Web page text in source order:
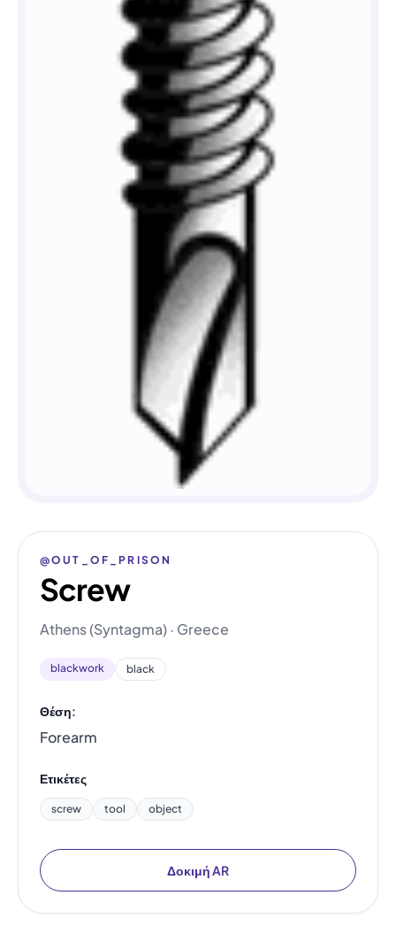
@OUT_OF_PRISON
Screw
Athens (Syntagma) · Greece
blackwork black
Θέση:
Forearm
Ετικέτες
screw tool object
Δοκιμή AR